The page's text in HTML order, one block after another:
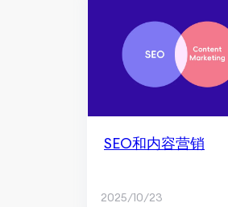
SEO和内容营销
2025/10/23